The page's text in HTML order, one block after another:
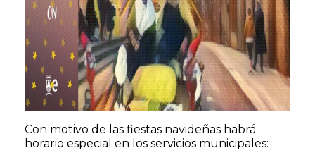
Con motivo de las fiestas navideñas habrá
horario especial en los servicios municipales: